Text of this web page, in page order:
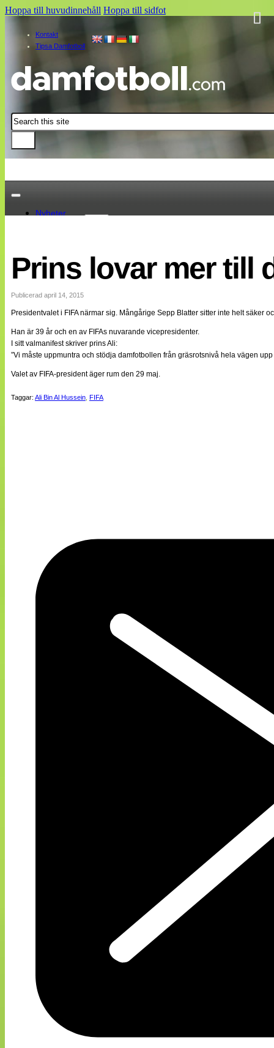
Hoppa till huvudinnehåll Hoppa till sidfot
Kontakt
Tipsa Damfotboll
Sök
Nyheter
Landslaget
EM 2013
Internationellt
Bildreportage
Bloggar
Lagen
Webb-TV
Medlemsbilder
Till klubbkassan
Split vision
Prins lovar mer till
Publicerad april 14, 2015
Presidentvalet i FIFA närmar sig. Mångårige Sepp Blatter sitter inte helt säker
Han är 39 år och en av FIFAs nuvarande vicepresidenter.
I sitt valmanifest skriver prins Ali:
”Vi måste uppmuntra och stödja damfotbollen från gräsrotsnivå hela vägen
Valet av FIFA-president äger rum den 29 maj.
Taggar: Ali Bin Al Hussein FIFA